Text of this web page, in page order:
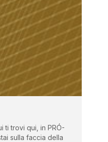
ti trovi qui, in PRÓ-
sulla faccia della